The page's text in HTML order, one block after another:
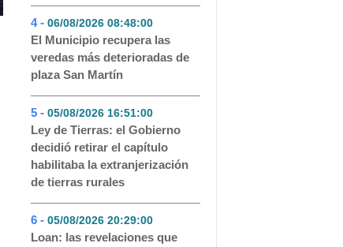
4 - 06/08/2026 08:48:00- 76
El Municipio recupera las
veredas más deterioradas de
plaza San Martín
5 - 05/08/2026 16:51:00- 67
Ley de Tierras: el Gobierno
decidió retirar el capítulo
habilitaba la extranjerización
de tierras rurales
6 - 05/08/2026 20:29:00- 45
Loan: las revelaciones que